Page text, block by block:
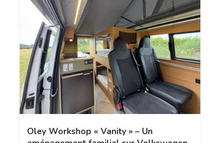
Oley Workshop « Vanity » – Un